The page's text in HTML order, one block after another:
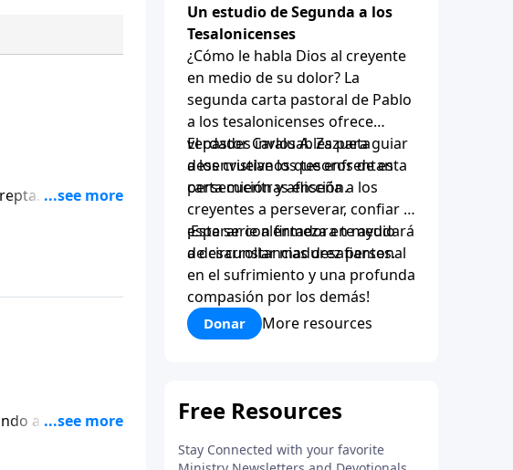
La
de un
a un lado
ejemplo,
Un estudio de Segunda a los
Tesalonicenses
¿Cómo le habla Dios al creyente
en medio de su dolor? La
segunda carta pastoral de Pablo
a los tesalonicenses ofrece
verdades invaluables para guiar
a los cristianos que enfrentan
persecución y aflicción.
El pastor Carlos A. Zazueta
desenvuelve los tesoros de esta
carta mientras enseña a los
creyentes a perseverar, confiar y
esperar con firmeza en medio
de circunstancias desafiantes.
¡Esta serie alentadora te ayudará
a desarrollar madurez personal
en el sufrimiento y una profunda
compasión por los demás!
Donar More resources